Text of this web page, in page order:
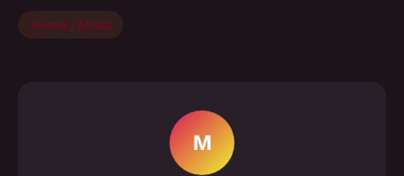
Donna / Moda
M